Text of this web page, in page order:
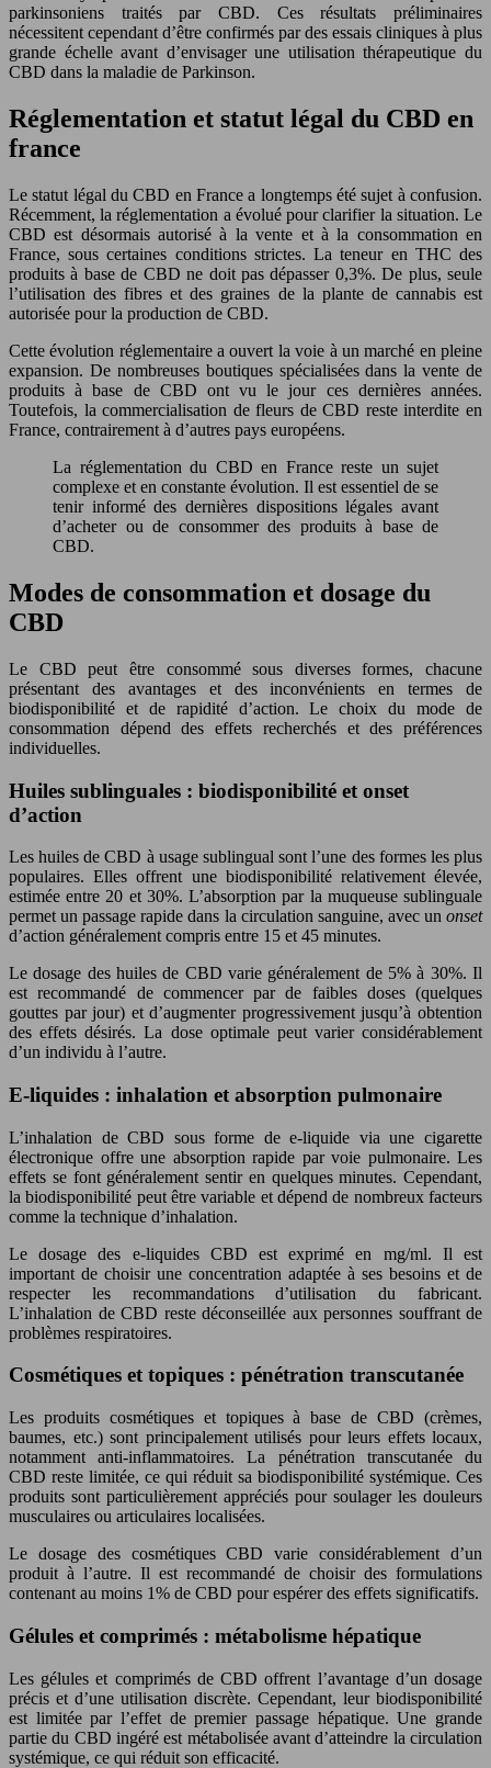
parkinsoniens traités par CBD. Ces résultats préliminaires
nécessitent cependant d’être confirmés par des essais cliniques à plus
grande échelle avant d’envisager une utilisation thérapeutique du
CBD dans la maladie de Parkinson.
Réglementation et statut légal du CBD en
france
Le statut légal du CBD en France a longtemps été sujet à confusion.
Récemment, la réglementation a évolué pour clarifier la situation. Le
CBD est désormais autorisé à la vente et à la consommation en
France, sous certaines conditions strictes. La teneur en THC des
produits à base de CBD ne doit pas dépasser 0,3%. De plus, seule
l’utilisation des fibres et des graines de la plante de cannabis est
autorisée pour la production de CBD.
Cette évolution réglementaire a ouvert la voie à un marché en pleine
expansion. De nombreuses boutiques spécialisées dans la vente de
produits à base de CBD ont vu le jour ces dernières années.
Toutefois, la commercialisation de fleurs de CBD reste interdite en
France, contrairement à d’autres pays européens.
La réglementation du CBD en France reste un sujet
complexe et en constante évolution. Il est essentiel de se
tenir informé des dernières dispositions légales avant
d’acheter ou de consommer des produits à base de
CBD.
Modes de consommation et dosage du
CBD
Le CBD peut être consommé sous diverses formes, chacune
présentant des avantages et des inconvénients en termes de
biodisponibilité et de rapidité d’action. Le choix du mode de
consommation dépend des effets recherchés et des préférences
individuelles.
Huiles sublinguales : biodisponibilité et onset
d’action
Les huiles de CBD à usage sublingual sont l’une des formes les plus
populaires. Elles offrent une biodisponibilité relativement élevée,
estimée entre 20 et 30%. L’absorption par la muqueuse sublinguale
permet un passage rapide dans la circulation sanguine, avec un onset
d’action généralement compris entre 15 et 45 minutes.
Le dosage des huiles de CBD varie généralement de 5% à 30%. Il
est recommandé de commencer par de faibles doses (quelques
gouttes par jour) et d’augmenter progressivement jusqu’à obtention
des effets désirés. La dose optimale peut varier considérablement
d’un individu à l’autre.
E-liquides : inhalation et absorption pulmonaire
L’inhalation de CBD sous forme de e-liquide via une cigarette
électronique offre une absorption rapide par voie pulmonaire. Les
effets se font généralement sentir en quelques minutes. Cependant,
la biodisponibilité peut être variable et dépend de nombreux facteurs
comme la technique d’inhalation.
Le dosage des e-liquides CBD est exprimé en mg/ml. Il est
important de choisir une concentration adaptée à ses besoins et de
respecter les recommandations d’utilisation du fabricant.
L’inhalation de CBD reste déconseillée aux personnes souffrant de
problèmes respiratoires.
Cosmétiques et topiques : pénétration transcutanée
Les produits cosmétiques et topiques à base de CBD (crèmes,
baumes, etc.) sont principalement utilisés pour leurs effets locaux,
notamment anti-inflammatoires. La pénétration transcutanée du
CBD reste limitée, ce qui réduit sa biodisponibilité systémique. Ces
produits sont particulièrement appréciés pour soulager les douleurs
musculaires ou articulaires localisées.
Le dosage des cosmétiques CBD varie considérablement d’un
produit à l’autre. Il est recommandé de choisir des formulations
contenant au moins 1% de CBD pour espérer des effets significatifs.
Gélules et comprimés : métabolisme hépatique
Les gélules et comprimés de CBD offrent l’avantage d’un dosage
précis et d’une utilisation discrète. Cependant, leur biodisponibilité
est limitée par l’effet de premier passage hépatique. Une grande
partie du CBD ingéré est métabolisée avant d’atteindre la circulation
systémique, ce qui réduit son efficacité.